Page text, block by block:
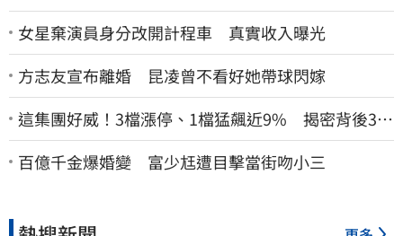
女星棄演員身分改開計程車 真實收入曝光
方志友宣布離婚 昆凌曾不看好她帶球閃嫁
這集團好威！3檔漲停、1檔猛飆近9% 揭密背後3支
撐
百億千金爆婚變 富少尪遭目擊當街吻小三